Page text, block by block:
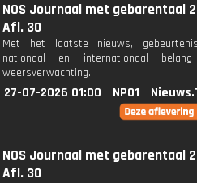
NOS Journaal met gebarentaal
Afl. 30
Met het laatste nieuws,
nationaal en internationaal
weersverwachting.
27-07-2026 01:00 NPO1
NOS Journaal met gebarentaal
Afl. 30